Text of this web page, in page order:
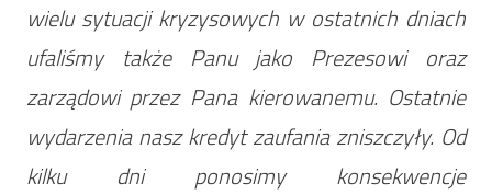
wielu sytuacji kryzysowych w ostatnich dniach
ufaliśmy także Panu jako Prezesowi oraz
zarządowi przez Pana kierowanemu. Ostatnie
wydarzenia nasz kredyt zaufania zniszczyły. Od
kilku dni ponosimy konsekwencje